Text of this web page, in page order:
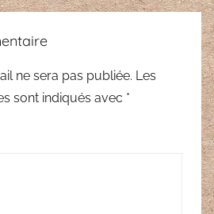
ne sera pas publiée. Les
sont indiqués avec *